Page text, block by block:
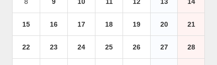
15 16 17 18 19 20 21
22 23 24 25 26 27 28